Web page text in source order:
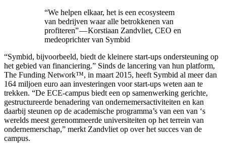
“We helpen elkaar, het is een ecosysteem
van bedrijven waar alle betrokkenen van
profiteren” — Korstiaan Zandvliet, CEO en
medeoprichter van Symbid
“Symbid, bijvoorbeeld, biedt de kleinere start-ups ondersteuning op
het gebied van financiering.” Sinds de lancering van hun platform,
The Funding Network™, in maart 2015, heeft Symbid al meer dan
164 miljoen euro aan investeringen voor start-ups weten aan te
trekken. “De ECE-campus biedt een op samenwerking gerichte,
gestructureerde benadering van ondernemersactiviteiten en kan
daarbij steunen op de academische programma’s van een van ‘s
werelds meest gerenommeerde universiteiten op het terrein van
ondernemerschap,” merkt Zandvliet op over het succes van de
campus.